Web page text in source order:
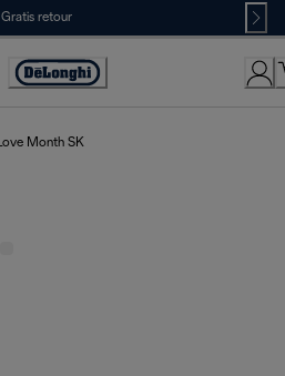
Gratis retour
Accessibility
Love Month SK